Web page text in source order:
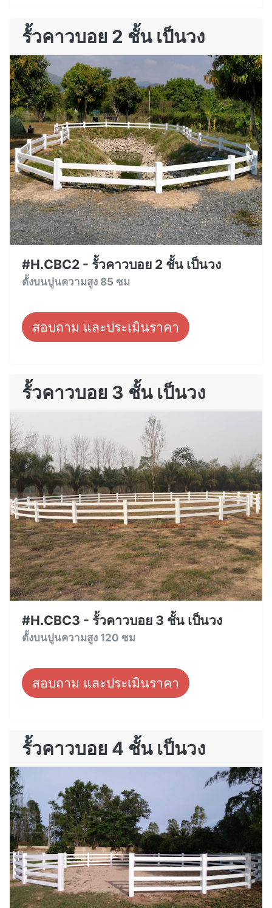
รั้วคาวบอย 2 ชั้น เป็นวง
#H.CBC2 - รั้วคาวบอย 2 ชั้น เป็นวง
ตั้งบนปูนความสูง 85 ซม
สอบถาม และประเมินราคา
รั้วคาวบอย 3 ชั้น เป็นวง
#H.CBC3 - รั้วคาวบอย 3 ชั้น เป็นวง
ตั้งบนปูนความสูง 120 ซม
สอบถาม และประเมินราคา
รั้วคาวบอย 4 ชั้น เป็นวง